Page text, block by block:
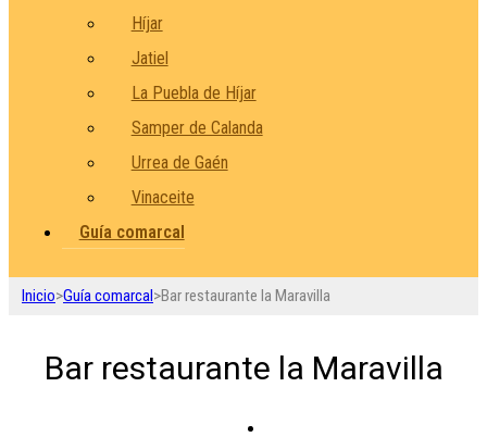
Híjar
Jatiel
La Puebla de Híjar
Samper de Calanda
Urrea de Gaén
Vinaceite
Guía comarcal
Inicio>Guía comarcal>Bar restaurante la Maravilla
Bar restaurante la Maravilla